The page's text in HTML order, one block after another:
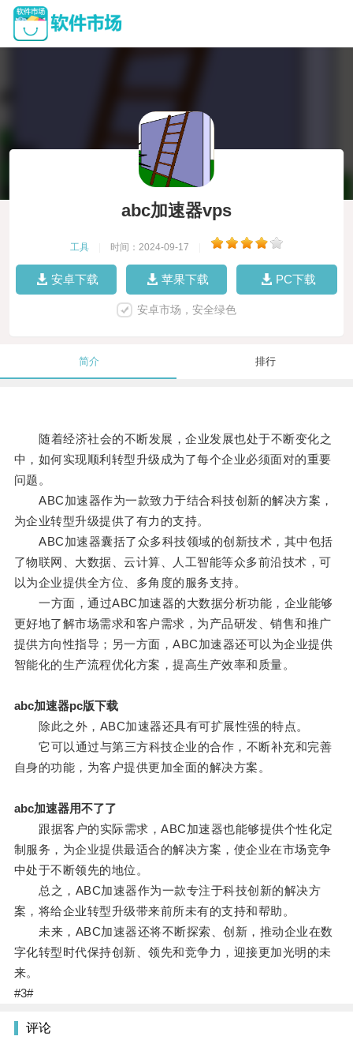
abc加速器vps
工具 时间：2024-09-17
安卓下载 苹果下载 PC下载
安卓市场，安全绿色
简介 排行
随着经济社会的不断发展，企业发展也处于不断变化之
中，如何实现顺利转型升级成为了每个企业必须面对的重要
问题。
ABC加速器作为一款致力于结合科技创新的解决方案，
为企业转型升级提供了有力的支持。
ABC加速器囊括了众多科技领域的创新技术，其中包括
了物联网、大数据、云计算、人工智能等众多前沿技术，可
以为企业提供全方位、多角度的服务支持。
一方面，通过ABC加速器的大数据分析功能，企业能够
更好地了解市场需求和客户需求，为产品研发、销售和推广
提供方向性指导；另一方面，ABC加速器还可以为企业提供
智能化的生产流程优化方案，提高生产效率和质量。
abc加速器pc版下载
除此之外，ABC加速器还具有可扩展性强的特点。
它可以通过与第三方科技企业的合作，不断补充和完善
自身的功能，为客户提供更加全面的解决方案。
abc加速器用不了了
跟据客户的实际需求，ABC加速器也能够提供个性化定
制服务，为企业提供最适合的解决方案，使企业在市场竞争
中处于不断领先的地位。
总之，ABC加速器作为一款专注于科技创新的解决方
案，将给企业转型升级带来前所未有的支持和帮助。
未来，ABC加速器还将不断探索、创新，推动企业在数
字化转型时代保持创新、领先和竞争力，迎接更加光明的未
来。
#3#
评论